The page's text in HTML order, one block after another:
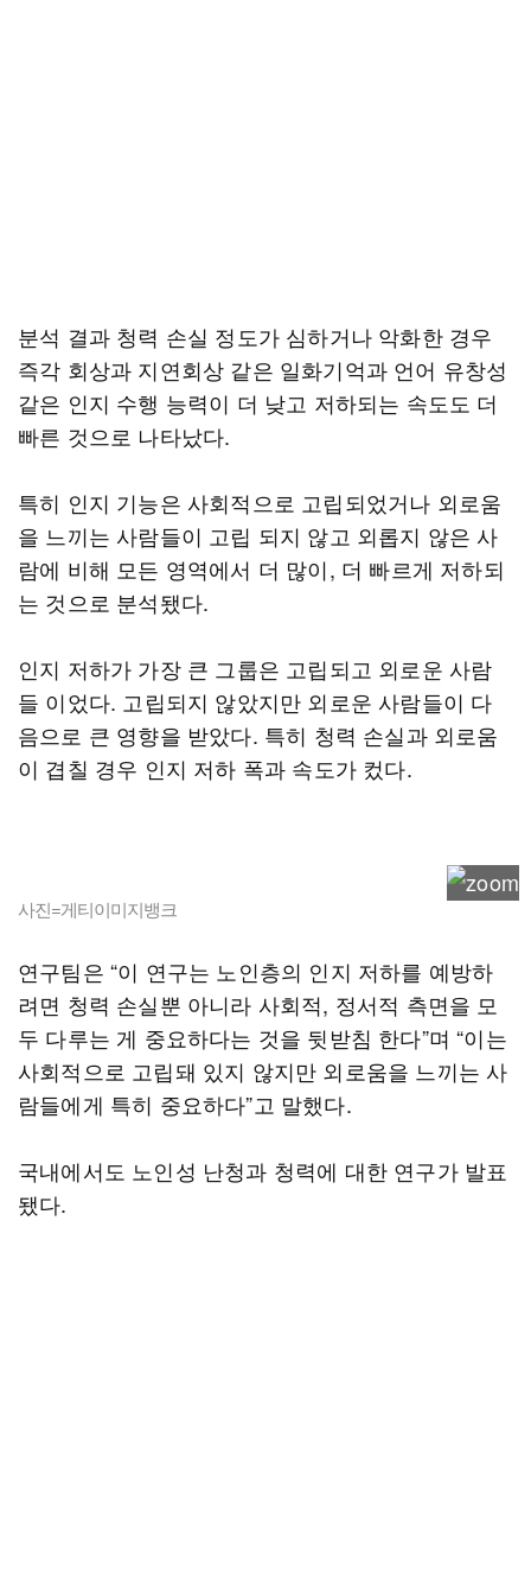
분석 결과 청력 손실 정도가 심하거나 악화한 경우
즉각 회상과 지연회상 같은 일화기억과 언어 유창성
같은 인지 수행 능력이 더 낮고 저하되는 속도도 더
빠른 것으로 나타났다.
특히 인지 기능은 사회적으로 고립되었거나 외로움
을 느끼는 사람들이 고립 되지 않고 외롭지 않은 사
람에 비해 모든 영역에서 더 많이, 더 빠르게 저하되
는 것으로 분석됐다.
인지 저하가 가장 큰 그룹은 고립되고 외로운 사람
들 이었다. 고립되지 않았지만 외로운 사람들이 다
음으로 큰 영향을 받았다. 특히 청력 손실과 외로움
이 겹칠 경우 인지 저하 폭과 속도가 컸다.
사진=게티이미지뱅크
연구팀은 “이 연구는 노인층의 인지 저하를 예방하
려면 청력 손실뿐 아니라 사회적, 정서적 측면을 모
두 다루는 게 중요하다는 것을 뒷받침 한다”며 “이는
사회적으로 고립돼 있지 않지만 외로움을 느끼는 사
람들에게 특히 중요하다”고 말했다.
국내에서도 노인성 난청과 청력에 대한 연구가 발표
됐다.